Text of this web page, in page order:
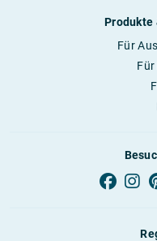
Produkte
Für
Für